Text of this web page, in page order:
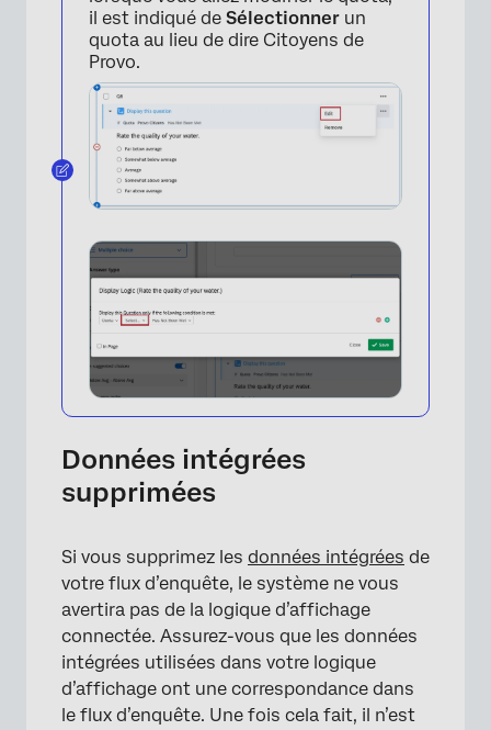
il est indiqué de Sélectionner un
quota au lieu de dire Citoyens de
Provo.
Données intégrées
supprimées
Si vous supprimez les données intégrées de
votre flux d’enquête, le système ne vous
avertira pas de la logique d’affichage
connectée. Assurez-vous que les données
intégrées utilisées dans votre logique
d’affichage ont une correspondance dans
le flux d’enquête. Une fois cela fait, il n’est